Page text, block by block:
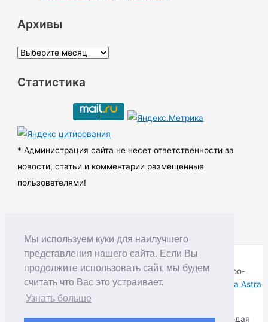
Мы используем куки для наилучшего
представления нашего сайта. Если Вы
продолжите использовать сайт, мы будем
считать что Вас это устраивает.
Узнать больше
Архивы
А
х
ы
Статистика
* Администрация сайта не несет ответственности за
новости, статьи и комментарии размещенные
пользователями!
Copyright © RUDNIK.MOBI 28.06.2008 - 2026 | Северо-
Енисейский округ Красноярского края | Powered by
Тема Astra
Копирование материалов разрешается только соблюдая